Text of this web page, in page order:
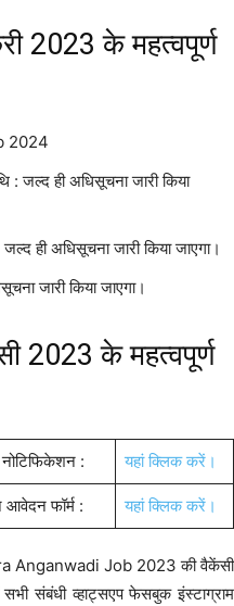
2023 के महत्वपूर्ण
2024
जल्द ही अधिसूचना जारी किया
ही अधिसूचना जारी किया जाएगा।
जारी किया जाएगा।
2023 के महत्वपूर्ण
: यहां क्लिक करें।
फॉर्म : यहां क्लिक करें।
Anganwadi Job 2023 की वैकेंसी
संबंधी व्हाट्सएप फेसबुक इंस्टाग्राम